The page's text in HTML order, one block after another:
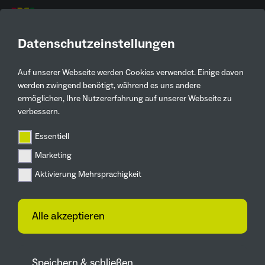
Datenschutzeinstellungen
Auf unserer Webseite werden Cookies verwendet. Einige davon
werden zwingend benötigt, während es uns andere
ermöglichen, Ihre Nutzererfahrung auf unserer Webseite zu
verbessern.
Essentiell
Marketing
Aktivierung Mehrsprachigkeit
Alle akzeptieren
Aktuelles
Zurück
Veranstaltungen
Viele Aktionen rund um´s Rad in Lünen
Großes Interesse fand
2027 auf dem
„Drahteselmarkt“ in